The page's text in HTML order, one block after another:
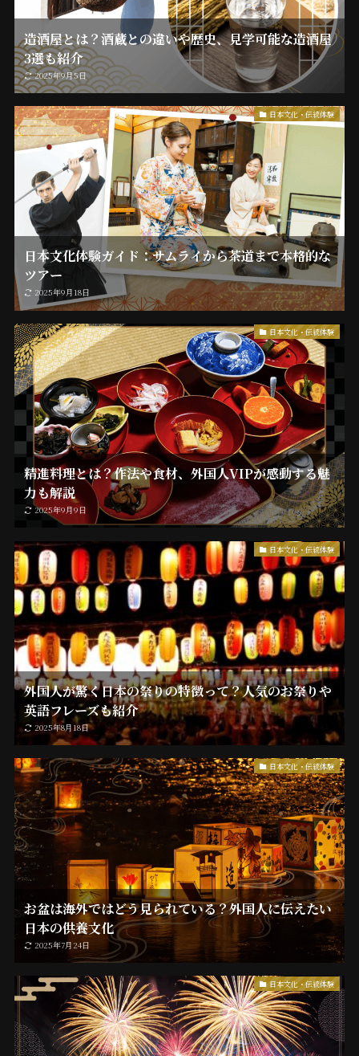
造酒屋とは？酒蔵との違いや歴史、見学可能な造酒屋
3選も紹介
2025年9月5日
日本文化・伝統体験
日本文化体験ガイド：サムライから茶道まで本格的な
ツアー
2025年9月18日
日本文化・伝統体験
精進料理とは？作法や食材、外国人VIPが感動する魅
力も解説
2025年9月9日
日本文化・伝統体験
外国人が驚く日本の祭りの特徴って？人気のお祭りや
英語フレーズも紹介
2025年8月18日
日本文化・伝統体験
お盆は海外ではどう見られている？外国人に伝えたい
日本の供養文化
2025年7月24日
日本文化・伝統体験